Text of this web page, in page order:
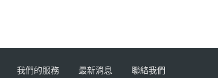
我們的服務 最新消息 聯絡我們